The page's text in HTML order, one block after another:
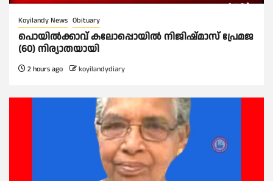
Koyilandy News Obituary
പൊയിൽക്കാവ് കലോപ്പൊയിൽ നിജിഷ്മാസ് പ്രേമജ
(60) നിര്യാതയായി
2 hours ago koyilandydiary